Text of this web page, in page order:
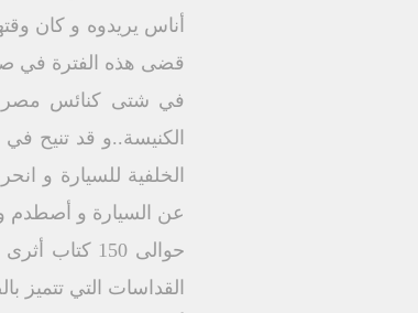
قضى هذه الفترة في
الخلفية للسيارة و
عن السيارة و أصطدم
القداسات التي تتميز